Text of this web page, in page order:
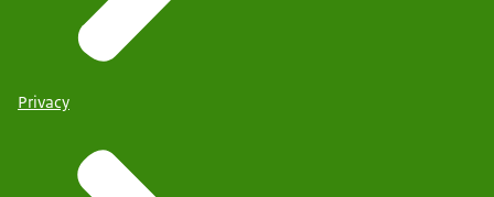
Privacy